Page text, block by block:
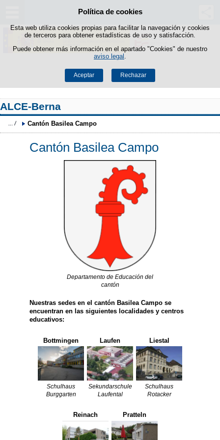
Política de cookies
Esta web utiliza cookies propias para facilitar la navegación y cookies
de terceros para obtener estadísticas de uso y satisfacción.
Puede obtener más información en el apartado "Cookies" de nuestro
aviso legal
Aceptar Rechazar
Saltar al contenido
ALCE-Berna
Cantón Basilea Campo
Cantón Basilea Campo
Departamento de Educación del
cantón
Nuestras sedes en el cantón Basilea Campo se
encuentran en las siguientes localidades y centros
educativos:
Bottmingen
Schulhaus
Burggarten
Laufen
Sekundarschule
Laufental
Liestal
Schulhaus
Rotacker
Reinach Pratteln